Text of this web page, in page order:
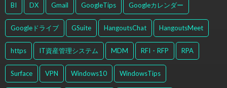
BI DX Gmail GoogleTips Googleカレンダー
Googleドライブ GSuite HangoutsChat HangoutsMeet
https IT資産管理システム MDM RFI・RFP RPA
Surface VPN Windows10 WindowsTips